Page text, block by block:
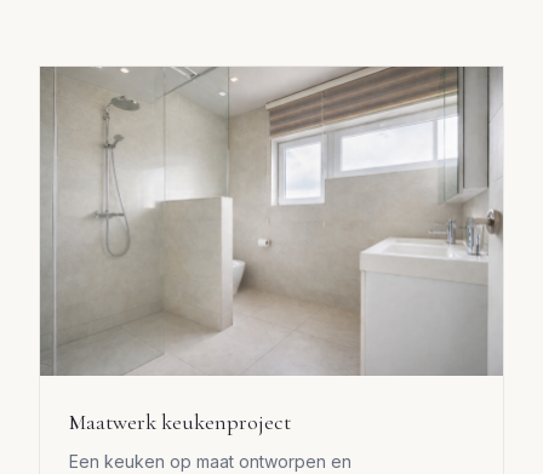
Maatwerk keukenproject
Een keuken op maat ontworpen en